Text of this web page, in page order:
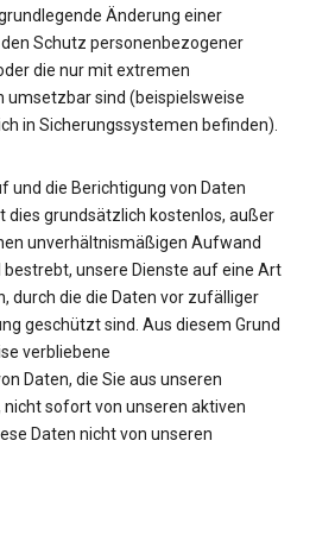
Änderung einer
Schutz personenbezogener
die nur mit extremen
umsetzbar sind (beispielsweise
in Sicherungssystemen befinden).
und die Berichtigung von Daten
dies grundsätzlich kostenlos, außer
unverhältnismäßigen Aufwand
unsere Dienste auf eine Art
durch die die Daten vor zufälliger
geschützt sind. Aus diesem Grund
verbliebene
Daten, die Sie aus unseren
nicht sofort von unseren aktiven
Daten nicht von unseren